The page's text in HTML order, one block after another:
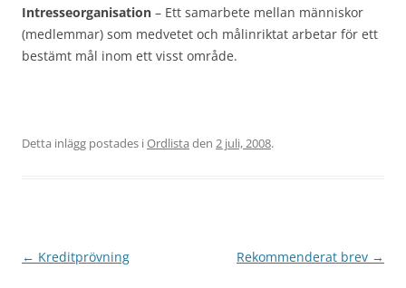
Intresseorganisation – Ett samarbete mellan människor
(medlemmar) som medvetet och målinriktat arbetar för ett
bestämt mål inom ett visst område.
Detta inlägg postades iOrdlista den 2 juli, 2008.
Inläggsnavigering
← Kreditprövning Rekommenderat brev →